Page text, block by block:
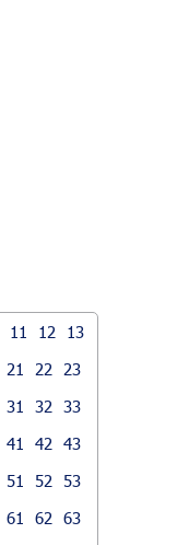
11 12
13
21 22
23
31 32
33
41 42
43
51 52
53
61 62
63